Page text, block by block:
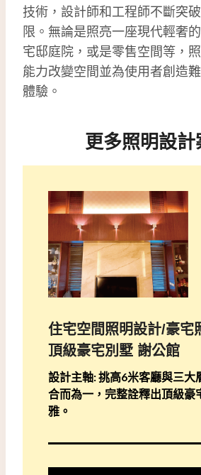
技術，設計師和工程師不斷突
限。無論是照亮一座現代輕奢
宅邸庭院，或是零售空間等，
能力改變空間並為使用者創造
體驗。
更多照明設計
住宅空間照明設計/豪宅
頂級豪宅別墅 謝公館
設計主軸: 挑高6米客廳與三大
合而為一，完整詮釋出頂級豪
雅。